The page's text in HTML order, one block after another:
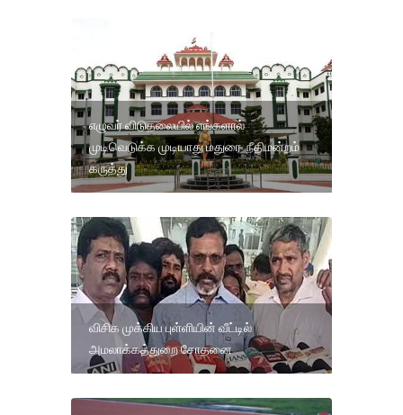
எழுவர் விடுதலையில் எங்களால்
முடிவெடுக்க முடியாது மதுரை நீதிமன்றம்
கருத்து
விசிக முக்கிய புள்ளியின் வீட்டில்
அமலாக்கத்துறை சோதனை